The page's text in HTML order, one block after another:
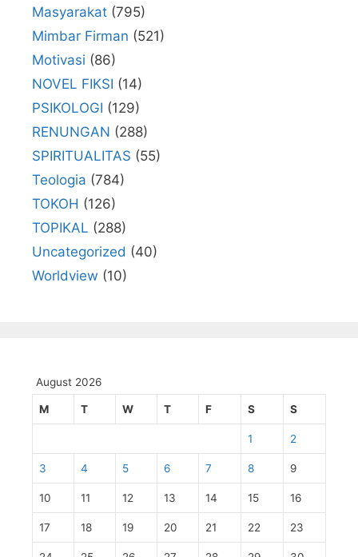
Masyarakat (795)
Mimbar Firman (521)
Motivasi (86)
NOVEL FIKSI (14)
PSIKOLOGI (129)
RENUNGAN (288)
SPIRITUALITAS (55)
Teologia (784)
TOKOH (126)
TOPIKAL (288)
Uncategorized (40)
Worldview (10)
August 2026
M T W T F S S
1 2
3 4 5 6 7 8 9
10 11 12 13 14 15 16
17 18 19 20 21 22 23